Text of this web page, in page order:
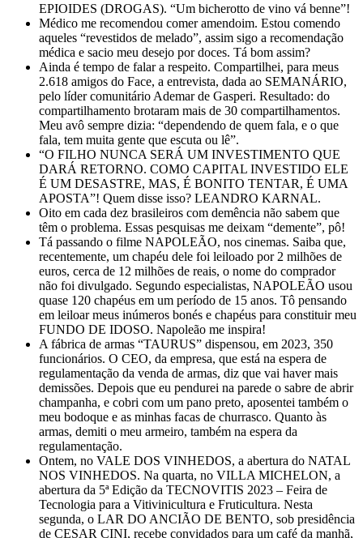
EPIOIDES (DROGAS). “Um bicherotto de vino vá benne”!
Médico me recomendou comer amendoim. Estou comendo
aqueles “revestidos de melado”, assim sigo a recomendação
médica e sacio meu desejo por doces. Tá bom assim?
Ainda é tempo de falar a respeito. Compartilhei, para meus
2.618 amigos do Face, a entrevista, dada ao SEMANÁRIO,
pelo líder comunitário Ademar de Gasperi. Resultado: do
compartilhamento brotaram mais de 30 compartilhamentos.
Meu avô sempre dizia: “dependendo de quem fala, e o que
fala, tem muita gente que escuta ou lê”.
“O FILHO NUNCA SERÁ UM INVESTIMENTO QUE
DARÁ RETORNO. COMO CAPITAL INVESTIDO ELE
É UM DESASTRE, MAS, É BONITO TENTAR, É UMA
APOSTA”! Quem disse isso? LEANDRO KARNAL.
Oito em cada dez brasileiros com demência não sabem que
têm o problema. Essas pesquisas me deixam “demente”, pô!
Tá passando o filme NAPOLEÃO, nos cinemas. Saiba que,
recentemente, um chapéu dele foi leiloado por 2 milhões de
euros, cerca de 12 milhões de reais, o nome do comprador
não foi divulgado. Segundo especialistas, NAPOLEÃO usou
quase 120 chapéus em um período de 15 anos. Tô pensando
em leiloar meus inúmeros bonés e chapéus para constituir meu
FUNDO DE IDOSO. Napoleão me inspira!
A fábrica de armas “TAURUS” dispensou, em 2023, 350
funcionários. O CEO, da empresa, que está na espera de
regulamentação da venda de armas, diz que vai haver mais
demissões. Depois que eu pendurei na parede o sabre de abrir
champanha, e cobri com um pano preto, aposentei também o
meu bodoque e as minhas facas de churrasco. Quanto às
armas, demiti o meu armeiro, também na espera da
regulamentação.
Ontem, no VALE DOS VINHEDOS, a abertura do NATAL
NOS VINHEDOS. Na quarta, no VILLA MICHELON, a
abertura da 5ª Edição da TECNOVITIS 2023 – Feira de
Tecnologia para a Vitivinicultura e Fruticultura. Nesta
segunda, o LAR DO ANCIÃO DE BENTO, sob presidência
de CESAR CINI, recebe convidados para um café da manhã,